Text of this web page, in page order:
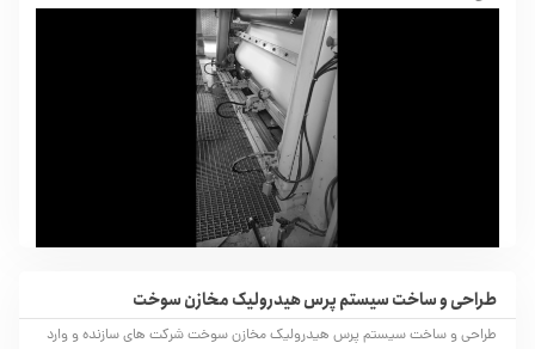
طراحی و ساخت سیستم پرس هیدرولیک مخازن سوخت
طراحی و ساخت سیستم پرس هیدرولیک مخازن سوخت شرکت های سازنده و وارد